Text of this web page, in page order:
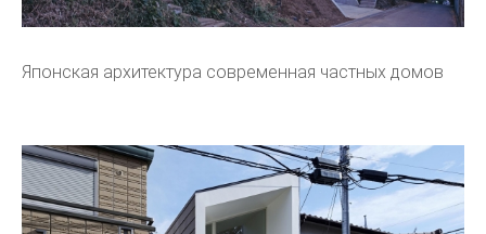
Японская архитектура современная частных домов